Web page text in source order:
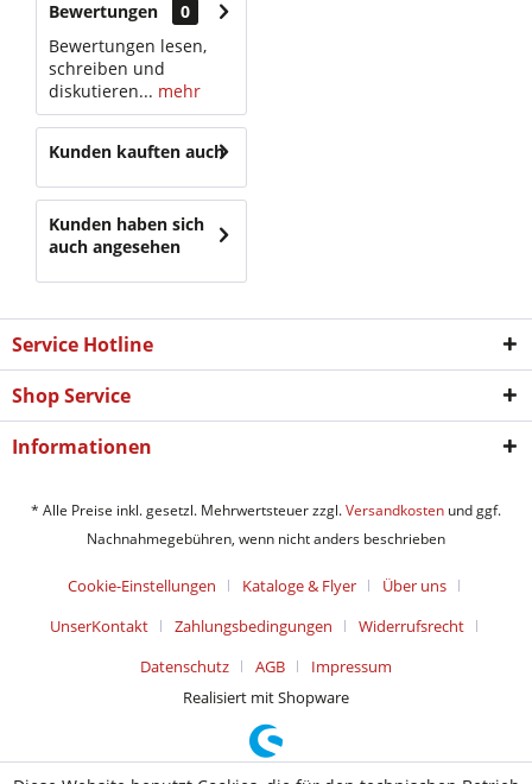
Bewertungen
0
Bewertungen lesen,
schreiben und
diskutieren... mehr
Kunden kauften auch
Kunden haben sich
auch angesehen
Service Hotline
Shop Service
Informationen
* Alle Preise inkl. gesetzl. Mehrwertsteuer zzgl.Versandkosten und ggf.
Nachnahmegebühren, wenn nicht anders beschrieben
Cookie-Einstellungen Kataloge & Flyer
Über uns
UnserKontakt
Zahlungsbedingungen
Widerrufsrecht
Datenschutz
AGB
Impressum
Realisiert mit Shopware